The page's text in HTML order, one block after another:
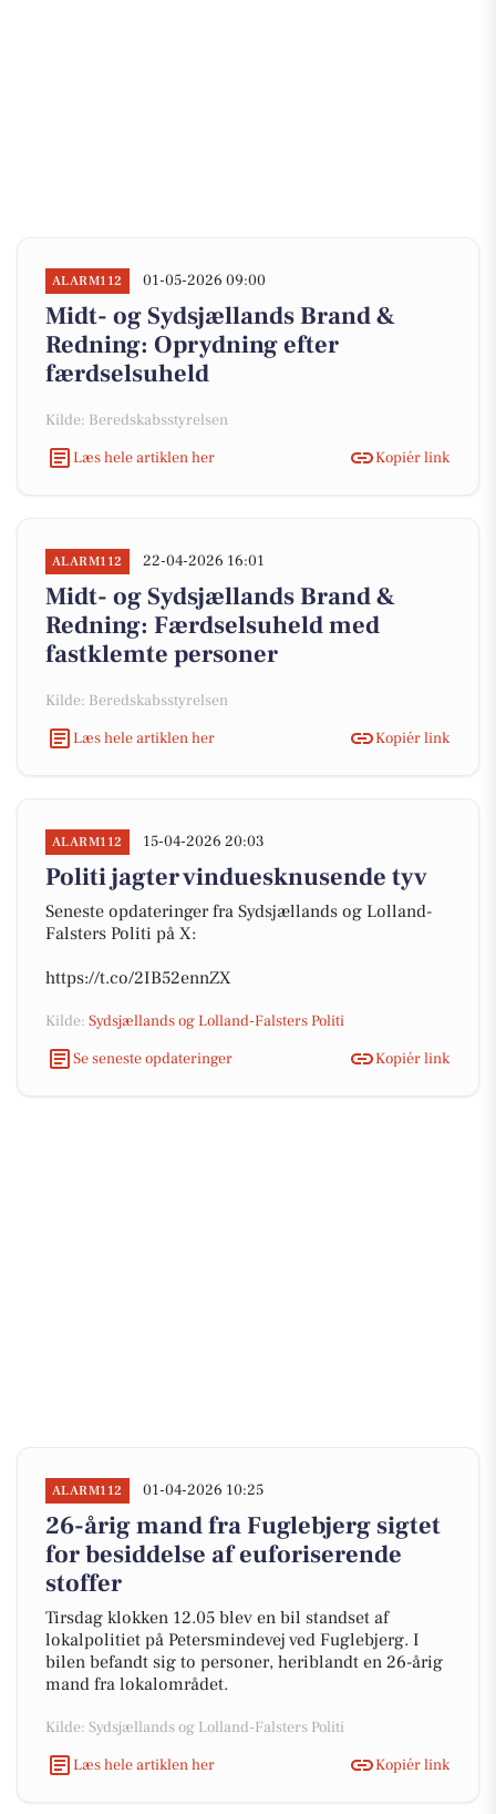
ALARM112 01-05-2026 09:00
Midt- og Sydsjællands Brand &
Redning: Oprydning efter
færdselsuheld
Kilde: Beredskabsstyrelsen
Læs hele artiklen her
Kopiér link
ALARM112 22-04-2026 16:01
Midt- og Sydsjællands Brand &
Redning: Færdselsuheld med
fastklemte personer
Kilde: Beredskabsstyrelsen
Læs hele artiklen her
Kopiér link
ALARM112 15-04-2026 20:03
Politi jagter vinduesknusende tyv
Seneste opdateringer fra Sydsjællands og Lolland-
Falsters Politi på X:
https://t.co/2IB52ennZX
Kilde: Sydsjællands og Lolland-Falsters Politi
Se seneste opdateringer
Kopiér link
ALARM112 01-04-2026 10:25
26-årig mand fra Fuglebjerg sigtet
for besiddelse af euforiserende
stoffer
Tirsdag klokken 12.05 blev en bil standset af
lokalpolitiet på Petersmindevej ved Fuglebjerg. I
bilen befandt sig to personer, heriblandt en 26-årig
mand fra lokalområdet.
Kilde: Sydsjællands og Lolland-Falsters Politi
Læs hele artiklen her
Kopiér link